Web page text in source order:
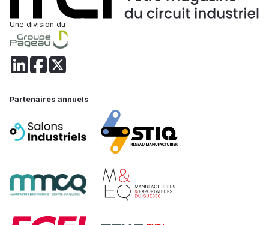
Une division du
Partenaires annuels